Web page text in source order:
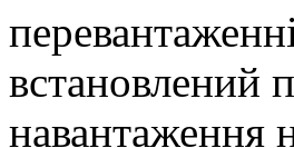
встановлений
навантаження